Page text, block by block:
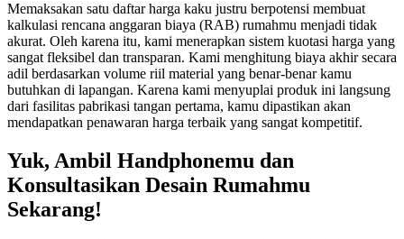
Memaksakan satu daftar harga kaku justru berpotensi membuat
kalkulasi rencana anggaran biaya (RAB) rumahmu menjadi tidak
akurat. Oleh karena itu, kami menerapkan sistem kuotasi harga yang
sangat fleksibel dan transparan. Kami menghitung biaya akhir secara
adil berdasarkan volume riil material yang benar-benar kamu
butuhkan di lapangan. Karena kami menyuplai produk ini langsung
dari fasilitas pabrikasi tangan pertama, kamu dipastikan akan
mendapatkan penawaran harga terbaik yang sangat kompetitif.
Yuk, Ambil Handphonemu dan
Konsultasikan Desain Rumahmu
Sekarang!